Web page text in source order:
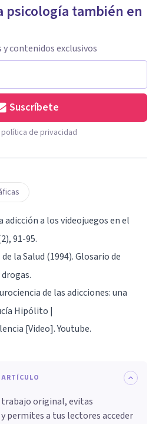
psicología también en
contenidos exclusivos
Suscríbete
de privacidad
adicción a los videojuegos en el
91-95.
la Salud (1994). Glosario de
de las adicciones: una
Hipólito |
[Video]. Youtube.
original, evitas
permites a tus lectores acceder